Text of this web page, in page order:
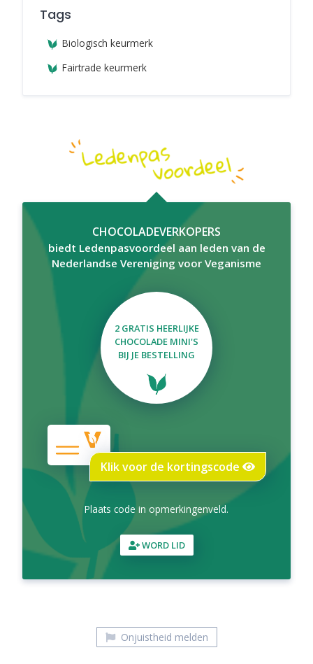
Tags
Biologisch keurmerk
Fairtrade keurmerk
CHOCOLADEVERKOPERS
biedt Ledenpasvoordeel aan leden van de
Nederlandse Vereniging voor Veganisme
2 GRATIS HEERLIJKE
CHOCOLADE MINI'S
BIJ JE BESTELLING
Klik voor de kortingscode
Plaats code in opmerkingenveld.
WORD LID
Onjuistheid melden